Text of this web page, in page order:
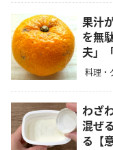
果汁
を無
夫」
料理・
わざ
混ぜ
る【